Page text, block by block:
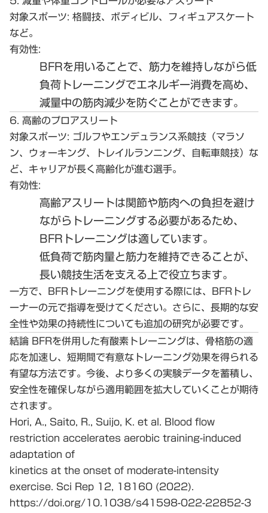
対象スポーツ:格闘技、ボディビル、フィギュアスケート
など。
有効性:
BFRを用いることで、筋力を維持しながら低
負荷トレーニングでエネルギー消費を高め、
減量中の筋肉減少を防ぐことができます。
6. 高齢のプロアスリート
対象スポーツ: ゴルフやエンデュランス系競技（マラソ
ン、ウォーキング、トレイルランニング、自転車競技）な
ど、キャリアが長く高齢化が進む選手。
有効性:
高齢アスリートは関節や筋肉への負担を避け
ながらトレーニングする必要があるため、
BFRトレーニングは適しています。
低負荷で筋肉量と筋力を維持できることが、
長い競技生活を支える上で役立ちます。
一方で、BFRトレーニングを使用する際には、BFRトレ
ーナーの元で指導を受けてください。さらに、長期的な安
全性や効果の持続性についても追加の研究が必要です。
結論BFRを併用した有酸素トレーニングは、骨格筋の適
応を加速し、短期間で有意なトレーニング効果を得られる
有望な方法です。今後、より多くの実験データを蓄積し、
安全性を確保しながら適用範囲を拡大していくことが期待
されます。
Hori, A., Saito, R., Suijo, K. et al. Blood flow
restriction accelerates aerobic training-induced
adaptation of
kinetics at the onset of moderate-intensity
exercise. Sci Rep 12, 18160 (2022).
https://doi.org/10.1038/s41598-022-22852-3